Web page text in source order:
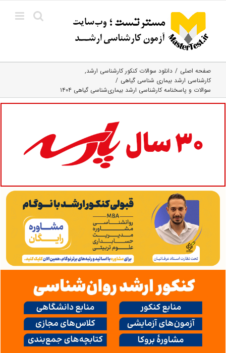
content
صفحه اصلی
دانلود سوالات کنکور کارشناسی ارشد
کارشناسی ارشد بیماری‌ شناسی گیاهی
سوالات و پاسخنامه کارشناسی ارشد بیماری‌‌شناسی گیاهی ۱۴۰۴